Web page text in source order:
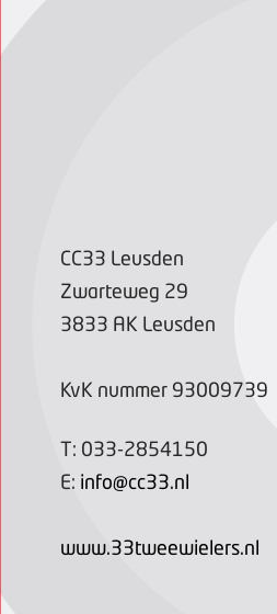
CC33 Leusden
Zwarteweg 29
3833 AK Leusden
KvK nummer 93009739
T: 033-2854150
E: info@cc33.nl
www.33tweewielers.nl